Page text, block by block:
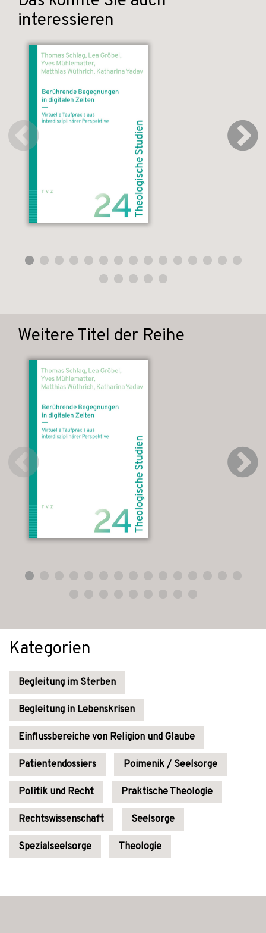
interessieren
Weitere Titel der Reihe
Kategorien
Begleitung im Sterben
Begleitung in Lebenskrisen
Einflussbereiche von Religion und Glaube
Patientendossiers Poimenik / Seelsorge
Politik und Recht Praktische Theologie
Rechtswissenschaft Seelsorge
Spezialseelsorge Theologie